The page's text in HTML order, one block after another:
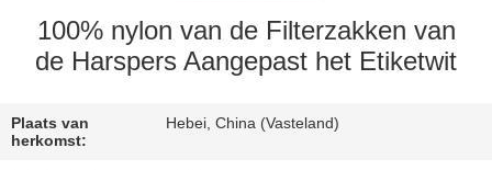
KWALITEITSCONTROLE
CONTACTEER
ONS
100% nylon van de Filterzakken van
de Harspers Aangepast het Etiketwit
Plaats van
herkomst:
Hebei, China (Vasteland)